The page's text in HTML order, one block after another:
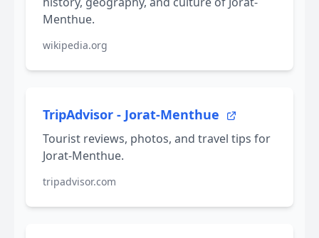
Menthue.
wikipedia.org
TripAdvisor - Jorat-Menthue
Tourist reviews, photos, and travel tips for
Jorat-Menthue.
tripadvisor.com